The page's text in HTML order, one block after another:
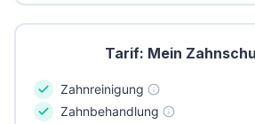
Tarif: Mein
Zahnreinigung
Zahnbehandlung